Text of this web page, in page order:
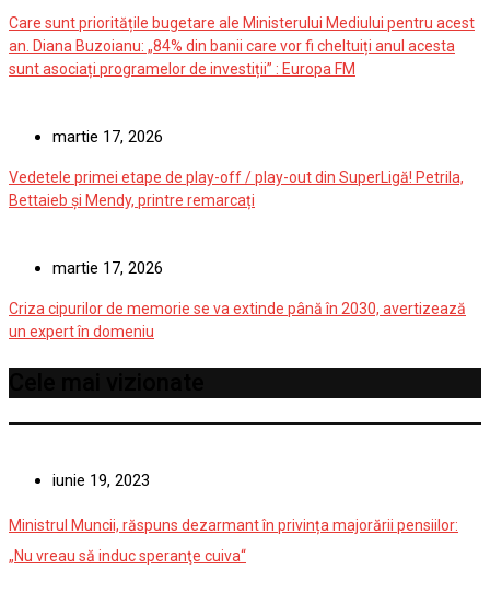
Care sunt prioritățile bugetare ale Ministerului Mediului pentru acest
an. Diana Buzoianu: „84% din banii care vor fi cheltuiți anul acesta
sunt asociați programelor de investiții” : Europa FM
martie 17, 2026
Vedetele primei etape de play-off / play-out din SuperLigă! Petrila,
Bettaieb și Mendy, printre remarcați
martie 17, 2026
Criza cipurilor de memorie se va extinde până în 2030, avertizează
un expert în domeniu
iunie 19, 2023
Ministrul Muncii, răspuns dezarmant în privința majorării pensiilor:
„Nu vreau să induc speranţe cuiva“